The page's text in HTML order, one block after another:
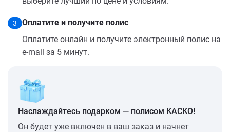
3
Оплатите и получите полис
Оплатите онлайн и получите электронный полис на
e-mail за 5 минут.
Наслаждайтесь подарком — полисом КАСКО!
Он будет уже включен в ваш заказ и начнет